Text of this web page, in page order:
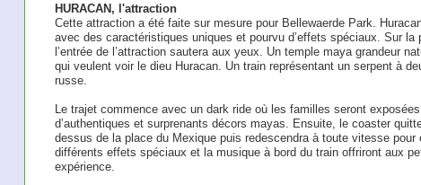
HURACAN, l'attraction
Cette attraction a été faite sur mesure pour Bellewaerde Park.
avec des caractéristiques uniques et pourvu d’effets spéciaux. Sur la
l’entrée de l’attraction sautera aux yeux. Un temple maya grandeur
qui veulent voir le dieu Huracan. Un train représentant un serpent à
russe.
Le trajet commence avec un dark ride où les familles seront
d’authentiques et surprenants décors mayas. Ensuite, le coaster
dessus de la place du Mexique puis redescendra à toute vitesse
différents effets spéciaux et la musique à bord du train offriront aux
expérience.